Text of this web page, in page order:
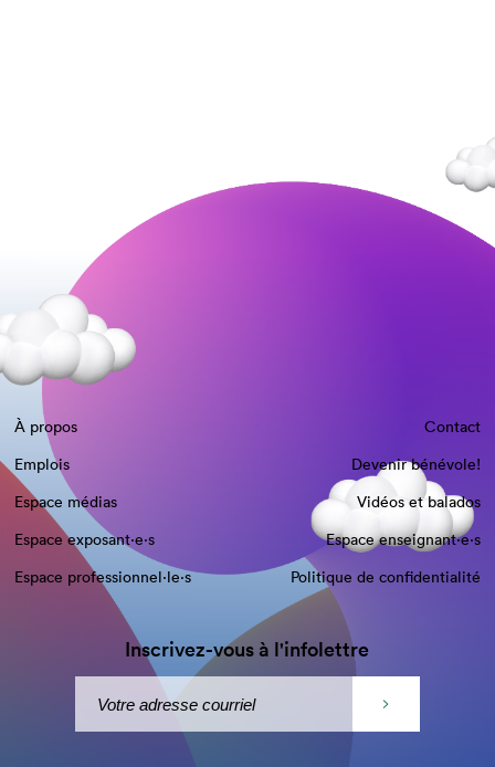
À propos
Contact
Emplois
Devenir bénévole!
Espace médias
Vidéos et balados
Espace exposant·e⋅s
Espace enseignant·e⋅s
Espace professionnel·le⋅s
Politique de confidentialité
Inscrivez-vous à l'infolettre